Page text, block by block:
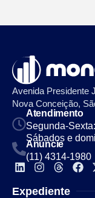
Avenida Presidente
Nova Conceição,
Atendimento
Segunda-
Sábados e
Anuncie
(11) 4314-1980
Expediente